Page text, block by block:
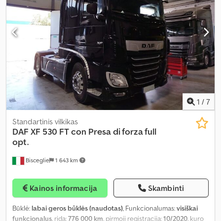
asistentas, elektrinis langų reguliavimas, elektriškai
reguliuojamas veidrodis, elektroninė stabilumo programa (ESP),
kalno įkalnės asistentas, kruizo kontrolė, nerūkantis automobilis,
oro kondicionavimas, oro pagalvė, padangų slėgio stebėsena,
papildomi žibintai, pilna techninės priežiūros istorija,
priešrūkiniai žibintai, retarderis, spoileris, start-stop sistema,
suodžių filtras, sėdynės šildytuvas, trauki kontrolė, vairo
stiprintuvas, šaldytuvas
1 / 7
Bisceglie 1 643 km
Standartinis vilkikas
DAF XF 530 FT con Presa di forza full
opt.
Kainos informacija Skambinti
Būklė: labai geros būklės (naudotas), Funkcionalumas:visiškai
funkcionalus, rida:776 000 km, pirmoji registracija:10/2020, kuro